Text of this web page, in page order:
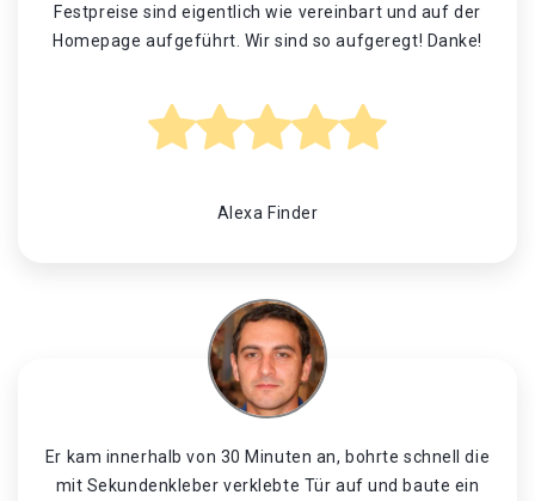
Festpreise sind eigentlich wie vereinbart und auf der
Homepage aufgeführt. Wir sind so aufgeregt! Danke!
Alexa Finder
Er kam innerhalb von 30 Minuten an, bohrte schnell die
mit Sekundenkleber verklebte Tür auf und baute ein